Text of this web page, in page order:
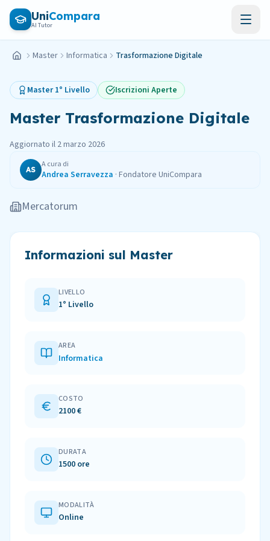
Vai al contenuto principale
UniCompara
AI Tutor
Home Master Informatica Trasformazione Digitale
Master1° Livello Iscrizioni Aperte
Master Trasformazione Digitale
Aggiornato il 2 marzo 2026
AS
A cura di
Andrea Serravezza · Fondatore UniCompara
Mercatorum
Informazioni sul Master
LIVELLO
1° Livello
AREA
Informatica
COSTO
2100 €
DURATA
1500 ore
MODALITÀ
Online